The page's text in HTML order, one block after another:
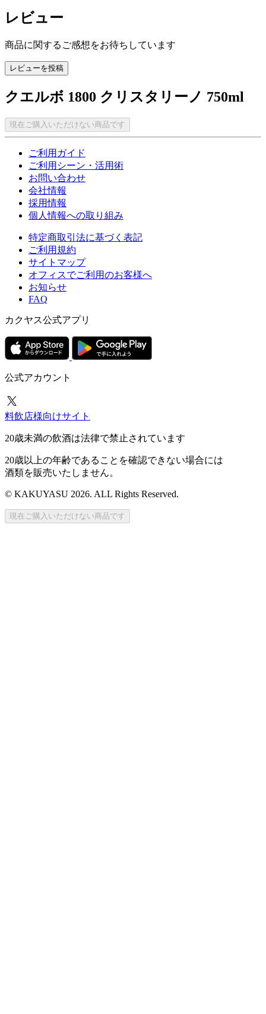
レビュー
商品に関するご感想をお待ちしています
レビューを投稿
クエルボ 1800 クリスタリーノ 750ml
現在ご購入いただけない商品です
ご利用ガイド
ご利用シーン・活用術
お問い合わせ
会社情報
採用情報
個人情報への取り組み
特定商取引法に基づく表記
ご利用規約
サイトマップ
オフィスでご利用のお客様へ
お知らせ
FAQ
カクヤス公式アプリ
公式アカウント
料飲店様向けサイト
20歳未満の飲酒は法律で禁止されています
20歳以上の年齢であることを確認できない場合には
酒類を販売いたしません。
© KAKUYASU 2026. ALL Rights Reserved.
現在ご購入いただけない商品です